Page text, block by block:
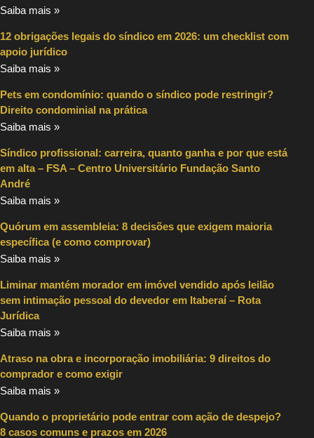
Saiba mais »
12 obrigações legais do síndico em 2026: um checklist com
apoio jurídico
Saiba mais »
Pets em condomínio: quando o síndico pode restringir?
Direito condominial na prática
Saiba mais »
Síndico profissional: carreira, quanto ganha e por que está
em alta – FSA – Centro Universitário Fundação Santo
André
Saiba mais »
Quórum em assembleia: 8 decisões que exigem maioria
específica (e como comprovar)
Saiba mais »
Liminar mantém morador em imóvel vendido após leilão
sem intimação pessoal do devedor em Itaberaí – Rota
Jurídica
Saiba mais »
Atraso na obra e incorporação imobiliária: 9 direitos do
comprador e como exigir
Saiba mais »
Quando o proprietário pode entrar com ação de despejo?
8 casos comuns e prazos em 2026